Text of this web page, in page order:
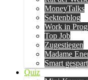
MoneyTalks
Sektenblog
Work in
Top Job
Zugestiegen
Madame
Smart gespart
Quiz